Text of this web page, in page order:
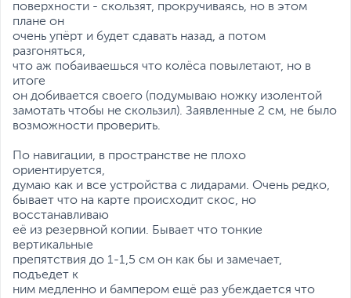
Вес изделия 3.7 кг
Вес с упаковкой 5.46 кг
Заводские данные
Срок гарантии (мес.)
Ссылка на сайт
производителя
www.dreametech.com
Если вы заметили ошибку или неточность в описании товара,
Xарактеристики, комплект поставки и внешний вид данного товара
могут отличаться от указанных или могут быть изменены
производителем без отражения в каталоге интернет-магазина.
поверхности - скользят, прокручиваясь, но в этом
плане он
очень упёрт и будет сдавать назад, а потом
разгоняться,
что аж побаиваешься что колёса повылетают, но в
итоге
он добивается своего (подумываю ножку изолентой
замотать чтобы не скользил). Заявленные 2 см, не было
возможности проверить.
По навигации, в пространстве не плохо
ориентируется,
думаю как и все устройства с лидарами. Очень редко,
бывает что на карте происходит скос, но
восстанавливаю
её из резервной копии. Бывает что тонкие
вертикальные
препятствия до 1-1,5 см он как бы и замечает,
подъедет к
ним медленно и бампером ещё раз убеждается что